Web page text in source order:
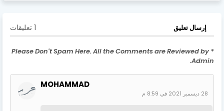
إرسال تعليق 1 تعليقات
* Please Don't Spam Here. All the Comments are Reviewed by
Admin.
MOHAMMAD
28 ديسمبر 2021 في 8:59 م